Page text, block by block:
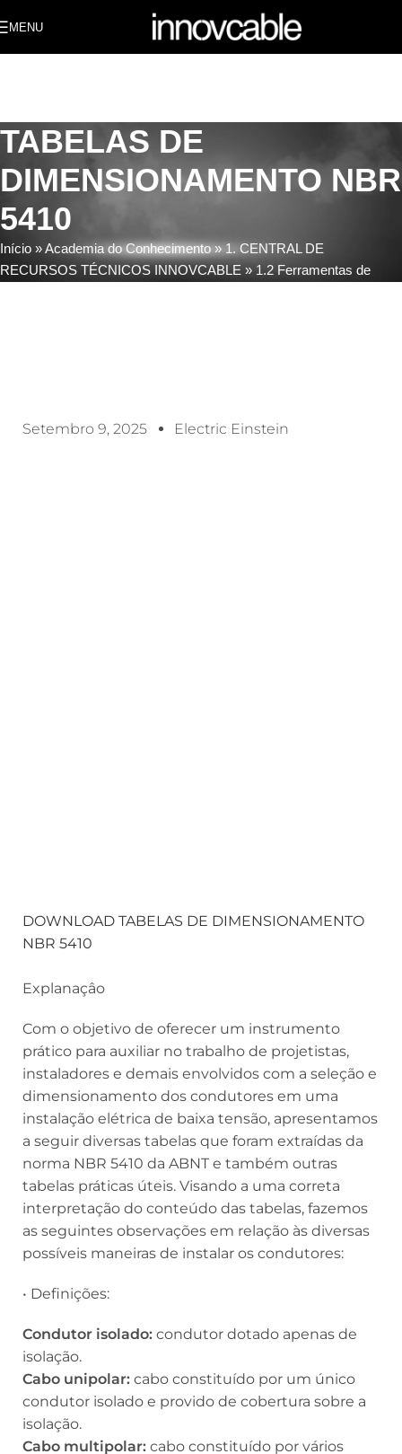
MENU
TABELAS DE
DIMENSIONAMENTO NBR
5410
Início »Academia do Conhecimento» 1. CENTRAL DE
RECURSOS TÉCNICOS INNOVCABLE » 1.2 Ferramentas de
Setembro 9, 2025 Electric Einstein
DOWNLOAD TABELAS DE DIMENSIONAMENTO
NBR 5410
Explanaçâo
Com o objetivo de oferecer um instrumento
prático para auxiliar no trabalho de projetistas,
instaladores e demais envolvidos com a seleção e
dimensionamento dos condutores em uma
instalação elétrica de baixa tensão, apresentamos
a seguir diversas tabelas que foram extraídas da
norma NBR 5410 da ABNT e também outras
tabelas práticas úteis. Visando a uma correta
interpretação do conteúdo das tabelas, fazemos
as seguintes observações em relação às diversas
possíveis maneiras de instalar os condutores:
• Definições:
Condutor isolado: condutor dotado apenas de
isolação.
Cabo unipolar: cabo constituído por um único
condutor isolado e provido de cobertura sobre a
isolação.
Cabo multipolar: cabo constituído por vários